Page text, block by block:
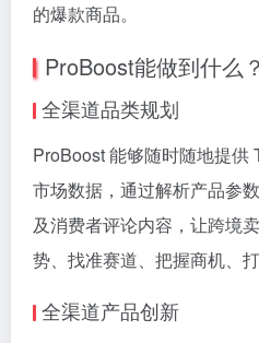
的爆款商品。
ProBoost能做到什么？
全渠道品类规划
ProBoost 能够随时随地提供
市场数据，通过解析产品参
及消费者评论内容，让跨境
势、找准赛道、把握商机、
全渠道产品创新